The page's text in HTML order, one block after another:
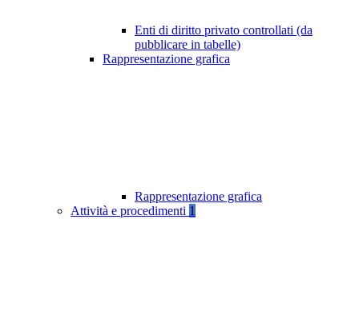
Enti di diritto privato controllati (da
pubblicare in tabelle)
Rappresentazione grafica
Rappresentazione grafica
Attività e procedimenti 1